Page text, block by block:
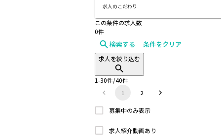
求人のこだわり
この条件の求人数
0件
検索する 条件をクリア
求人を絞り込む
1-30件/40件
1 2
募集中のみ表示
求人紹介動画あり